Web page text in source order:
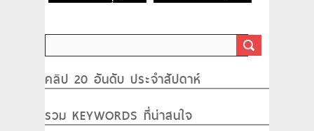
2563 ตอนที่ 2
2563 ตอนแรก
คลิป 20 อันดับ ประจำสัปดาห์
รวม KEYWORDS ที่น่าสนใจ